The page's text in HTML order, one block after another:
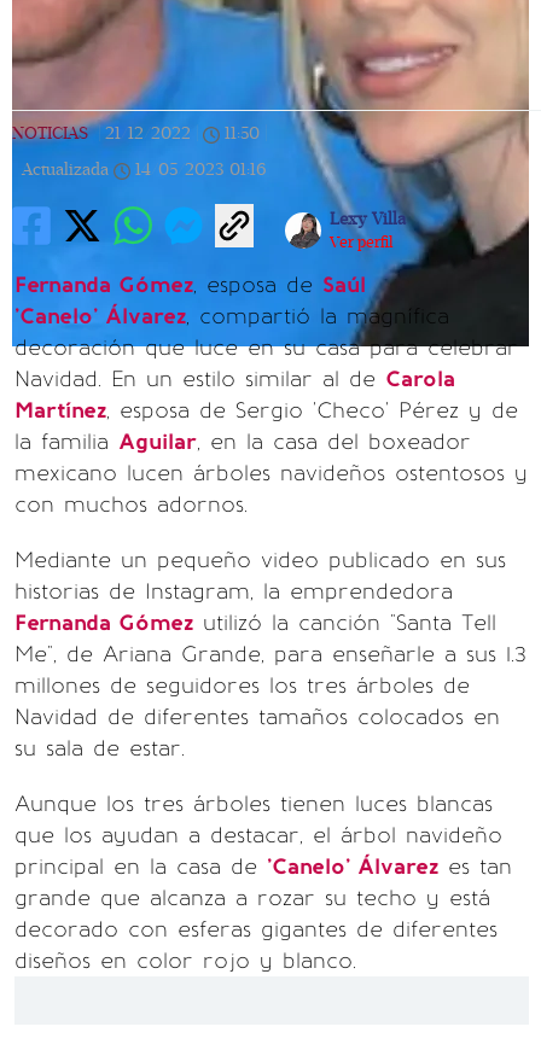
NOTICIAS | 21/12/2022 11:50
Actualizada
14/05/2023 01:16
Lexy Villa
Ver perfil
Fernanda Gómez, esposa de Saúl
'Canelo' Álvarez, compartió la magnífica
decoración que luce en su casa para celebrar
Navidad. En un estilo similar al de Carola
Martínez, esposa de Sergio 'Checo' Pérez y de
la familia Aguilar, en la casa del boxeador
mexicano lucen árboles navideños ostentosos y
con muchos adornos.
Mediante un pequeño video publicado en sus
historias de Instagram, la emprendedora
Fernanda Gómez utilizó la canción "Santa Tell
Me", de Ariana Grande, para enseñarle a sus 1.3
millones de seguidores los tres árboles de
Navidad de diferentes tamaños colocados en
su sala de estar.
Aunque los tres árboles tienen luces blancas
que los ayudan a destacar, el árbol navideño
principal en la casa de 'Canelo' Álvarez es tan
grande que alcanza a rozar su techo y está
decorado con esferas gigantes de diferentes
diseños en color rojo y blanco.